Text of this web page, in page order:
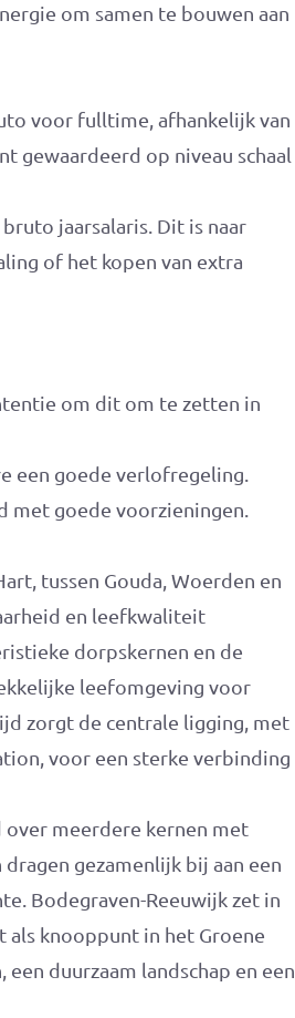
om samen te bouwen aan
voor fulltime, afhankelijk van
gewaardeerd op niveau schaal
jaarsalaris. Dit is naar
of het kopen van extra
om dit om te zetten in
een goede verlofregeling.
met goede voorzieningen.
tussen Gouda, Woerden en
en leefkwaliteit
dorpskernen en de
leefomgeving voor
zorgt de centrale ligging, met
voor een sterke verbinding
meerdere kernen met
gezamenlijk bij aan een
Bodegraven-Reeuwijk zet in
knooppunt in het Groene
duurzaam landschap en een